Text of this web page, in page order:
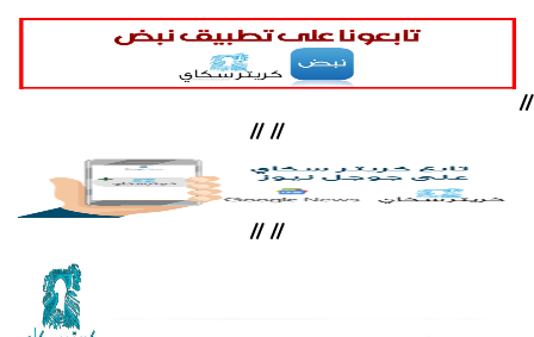
//
//
//
//
//